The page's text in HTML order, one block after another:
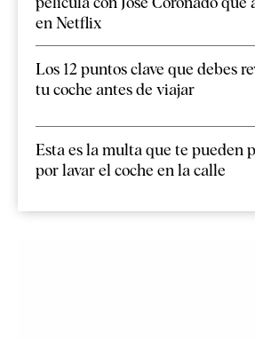
en Netflix
Los 12 puntos clave que debes
tu coche antes de viajar
Esta es la multa que te pueden
por lavar el coche en la calle